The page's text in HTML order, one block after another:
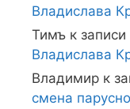
Владислава
Тимъ к записи
Владислава
Владимир к
смена